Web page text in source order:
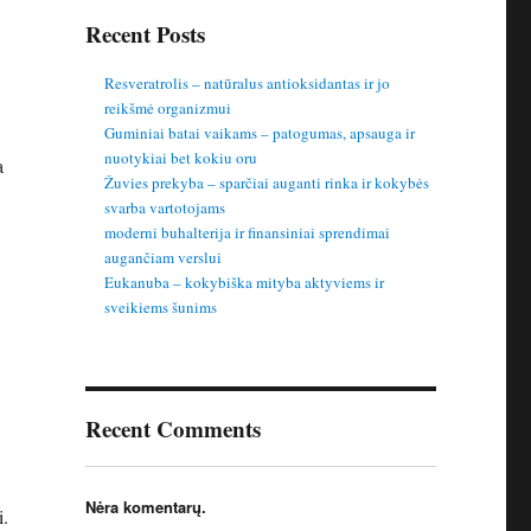
Recent Posts
Resveratrolis – natūralus antioksidantas ir jo
reikšmė organizmui
Guminiai batai vaikams – patogumas, apsauga ir
nuotykiai bet kokiu oru
Žuvies prekyba – sparčiai auganti rinka ir kokybės
svarba vartotojams
moderni buhalterija ir finansiniai sprendimai
augančiam verslui
Eukanuba – kokybiška mityba aktyviems ir
sveikiems šunims
Recent Comments
Nėra komentarų.